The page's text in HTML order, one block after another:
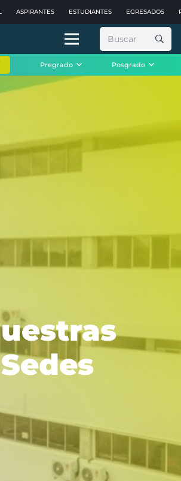
ASPIRANTES ESTUDIANTES EGRESADOS
Buscar:
Pregrado Posgrado
Sedes